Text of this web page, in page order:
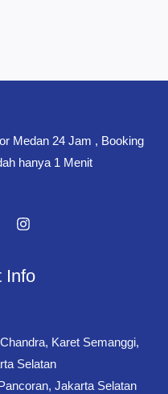
Medan 24 Jam , Booking
hanya 1 Menit
Info
Karet Semanggi,
Selatan
Jakarta Selatan